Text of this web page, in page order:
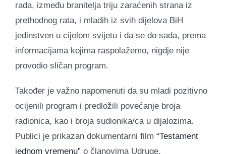
rada, između branitelja triju zaraćenih strana iz
prethodnog rata, i mladih iz svih dijelova BiH
jedinstven u cijelom svijetu i da se do sada, prema
informacijama kojima raspolažemo, nigdje nije
provodio sličan program.
Također je važno napomenuti da su mladi pozitivno
ocijenili program i predložili povećanje broja
radionica, kao i broja sudionika/ca u dijalozima.
Publici je prikazan dokumentarni film “Testament
jednom vremenu” o članovima Udruge.